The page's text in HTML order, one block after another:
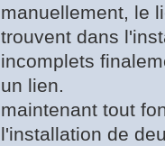
manuellement, le
trouvent dans
incomplets
un lien.
maintenant tout
l'installation de